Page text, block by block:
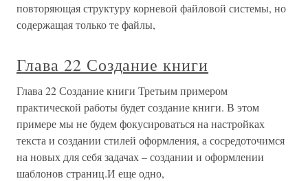
повторяющая структуру корневой файловой системы, но
содержащая только те файлы,
Глава 22 Создание книги
Глава 22 Создание книги Третьим примером
практической работы будет создание книги. В этом
примере мы не будем фокусироваться на настройках
текста и создании стилей оформления, а сосредоточимся
на новых для себя задачах – создании и оформлении
шаблонов страниц.И еще одно,